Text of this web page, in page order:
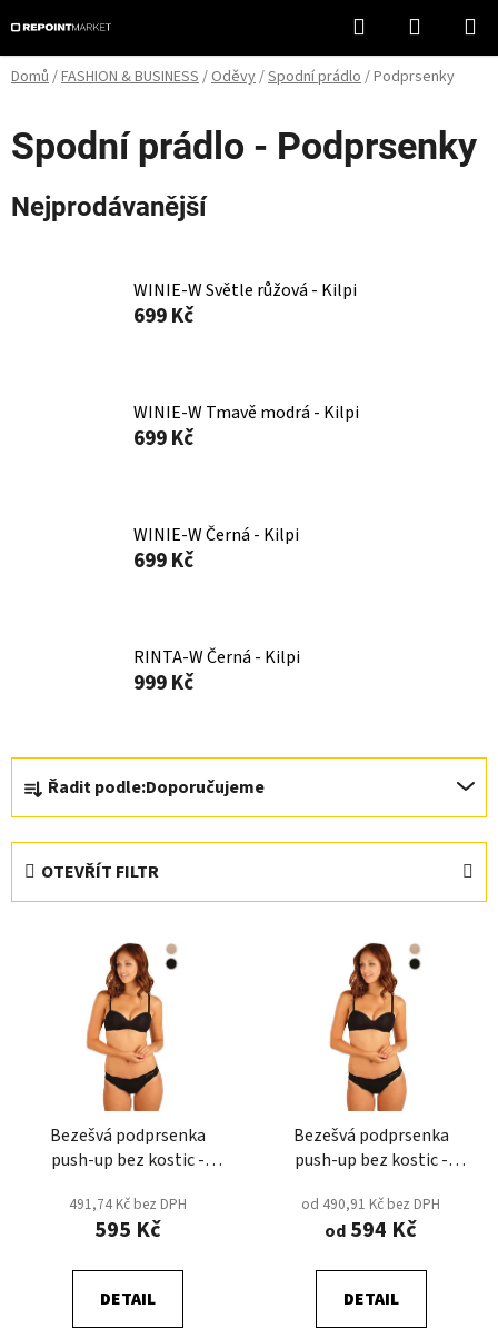
na
obsah
Hledat
KOŠÍK
Domů/FASHION & BUSINESS/Oděvy/Spodní prádlo/Podprsenky
Spodní prádlo - Podprsenky
Nejprodávanější
WINIE-W Světle růžová - Kilpi
699 Kč
WINIE-W Tmavě modrá - Kilpi
699 Kč
WINIE-W Černá - Kilpi
699 Kč
RINTA-W Černá - Kilpi
999 Kč
z
Řadit podle:Doporučujeme
OTEVŘÍT FILTR
Bezešvá podprsenka
push-up bez kostic -
491,74 Kč bez DPH
595 Kč
DETAIL
Bezešvá podprsenka
push-up bez kostic -
od 490,91 Kč bez DPH
od 594 Kč
DETAIL